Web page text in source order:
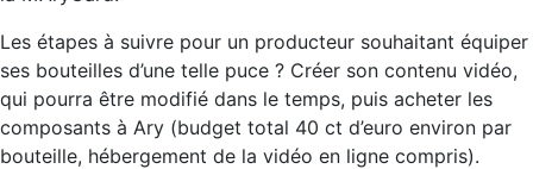
Les étapes à suivre pour un producteur souhaitant équiper
ses bouteilles d’une telle puce ? Créer son contenu vidéo,
qui pourra être modifié dans le temps, puis acheter les
composants à Ary (budget total 40 ct d’euro environ par
bouteille, hébergement de la vidéo en ligne compris).